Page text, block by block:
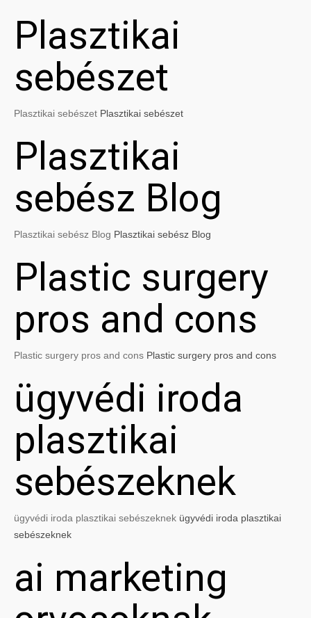
Plasztikai
sebészet
Plasztikai sebészet Plasztikai sebészet
Plasztikai
sebész Blog
Plasztikai sebész Blog Plasztikai sebész Blog
Plastic surgery
pros and cons
Plastic surgery pros and cons Plastic surgery pros and cons
ügyvédi iroda
plasztikai
sebészeknek
ügyvédi iroda plasztikai sebészeknek ügyvédi iroda plasztikai
sebészeknek
ai marketing